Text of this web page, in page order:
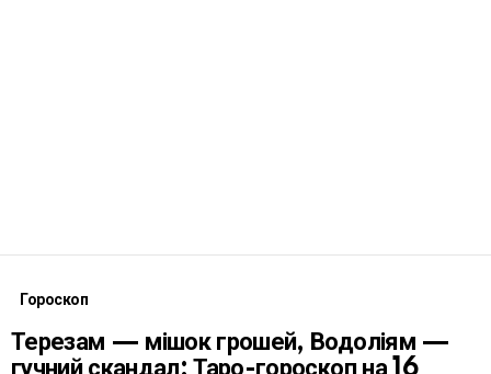
Гороскоп
Терезам — мішок грошей, Водоліям —